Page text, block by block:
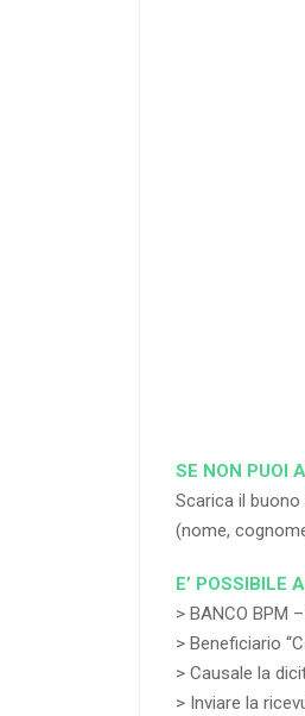
SE NON PUOI
Scarica il buono
(nome,
E’ POSSIBILE
> BANCO BPM
> Beneficiario
> Causale la
> Inviare la